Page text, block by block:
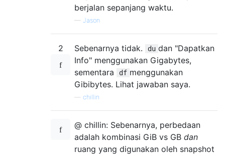
berjalan sepanjang waktu.
— Jason
2 Sebenarnya tidak. du dan "Dapatkan
Info" menggunakan Gigabytes,
sementara
df menggunakan
Gibibytes. Lihat jawaban saya.
chillin
@ chillin: Sebenarnya, perbedaan
adalah kombinasi GiB vs GB dan
ruang yang digunakan oleh snapshot